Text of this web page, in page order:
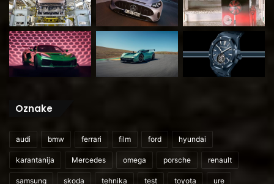
Oznake
audi bmw ferrari film ford hyundai
karantanija Mercedes omega porsche renault
samsung skoda tehnika test toyota ure